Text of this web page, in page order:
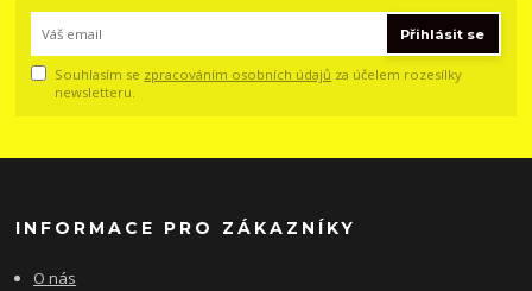
Přihlásit se
Souhlasím se zpracováním osobních údajů za účelem rozesílky
newsletteru.
INFORMACE PRO ZÁKAZNÍKY
O nás